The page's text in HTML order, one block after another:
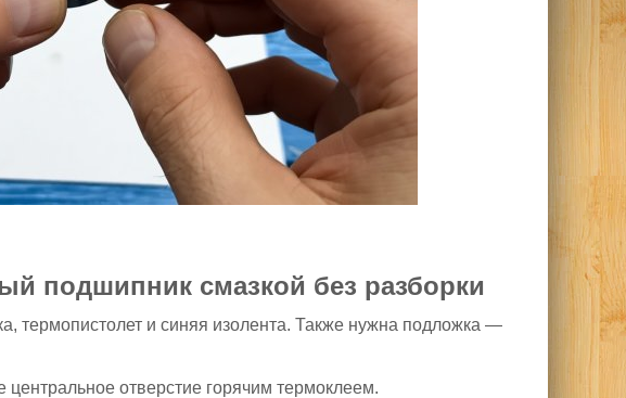
подшипник смазкой без разборки
термопистолет и синяя изолента. Также нужна подложка —
отверстие горячим термоклеем.